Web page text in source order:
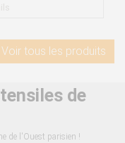
Voir tous les produits
de
de l'Ouest parisien !